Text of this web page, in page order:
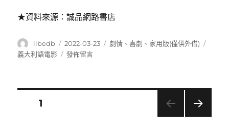
★資料來源：誠品網路書店
作
者
libedb
發
佈
2022-03-23
分
劇情 、喜劇 、 家用版(僅供外借)
義大利語電影
在
發佈留言
頁次1